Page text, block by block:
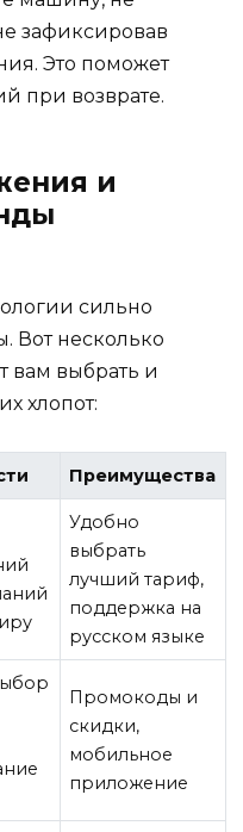
зафиксировав
Это поможет
при возврате.
и
сильно
Вот несколько
вам выбрать и
хлопот:
Преимущества
Удобно
выбрать
лучший тариф,
поддержка на
русском языке
Промокоды и
скидки,
мобильное
приложение